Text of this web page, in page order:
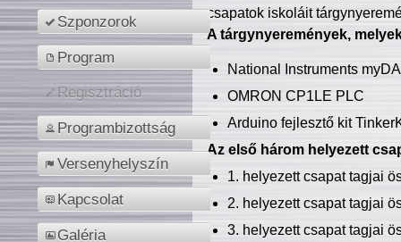
Szponzorok
Program
Regisztráció
Programbizottság
Versenyhelyszín
Kapcsolat
Galéria
csapatok iskoláit
A tárgynyeremények,
National Instruments
OMRON CP1LE PLC
Arduino fejlesztő kit
Az első három helyezett
1. helyezett csapat tagjai
2. helyezett csapat tagjai
3. helyezett csapat tagjai